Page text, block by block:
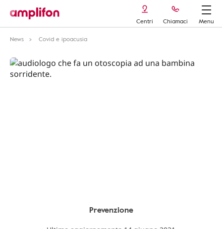
Centri Chiamaci
Menu
News
Covid e ipoacusia
Prevenzione